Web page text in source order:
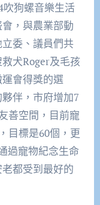
吹狗螺音樂生活
，與農業部動
委、議員們共
犬Roger及毛孩
會得獎的選
伴，市府增加7
善空間，目前寵
目標是60個，更
過寵物紀念生命
都受到最好的